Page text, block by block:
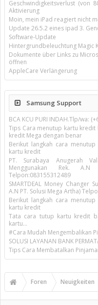
Geschwindigkeitsverlust (von
Aktivierung
Moin, mein iPad reagiert nicht
Update 26.5.2 eines ipad 3.
Software-Update
Hintergrundbeleuchtung Magic
Dokumente über Links zu
öffnen
AppleCare Verlängerung
Samsung Support
BCA KCU PURI INDAH.Tlp/wa:
Tips Cara menutup kartu kredit
kredit Mega dengan benar
Berikut langkah cara
kartu kredit
PT. Surabaya Anugerah
Menggunakan Rek.
Telpon:083155312489
SMARTDEAL Money Changer
A.N PT. Solusi Mega Artha)
Berikut langkah cara
kartu kredit
Tata cara tutup kartu kredit
kartu...
#Cara Mudah Mengembalikan
SOLUSI LAYANAN BANK
Tips Cara Membatalkan
Foren Neuigkeiten